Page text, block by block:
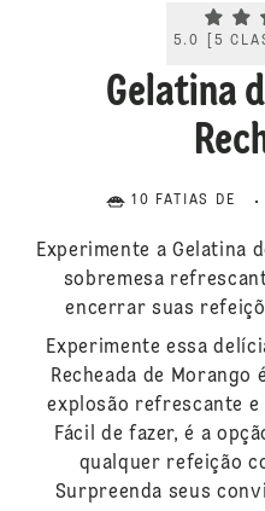
5.0 5
Gelatina
10 FATIAS DE
Experimente a Gelatina
sobremesa
encerrar suas
Experimente essa
Recheada de Morango
explosão refrescante e
Fácil de fazer, é a
qualquer refeição
Surpreenda seus